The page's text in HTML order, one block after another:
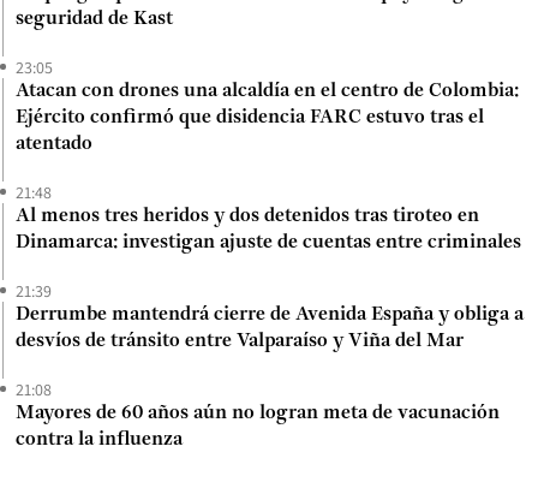
seguridad de Kast
23:05
Atacan con drones una alcaldía en el centro de Colombia:
Ejército confirmó que disidencia FARC estuvo tras el
atentado
21:48
Al menos tres heridos y dos detenidos tras tiroteo en
Dinamarca: investigan ajuste de cuentas entre criminales
21:39
Derrumbe mantendrá cierre de Avenida España y obliga a
desvíos de tránsito entre Valparaíso y Viña del Mar
21:08
Mayores de 60 años aún no logran meta de vacunación
contra la influenza